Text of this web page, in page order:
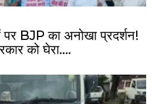
पर BJP का अनोखा प्रदर्शन!
को घेरा….